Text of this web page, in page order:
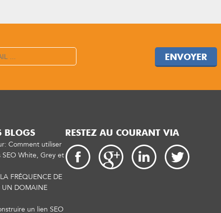
ENVOYER
BLOGS
Comment utiliser
SEO White, Grey et
FRÉQUENCE DE
UN DOMAINE
un lien SEO
RESTEZ AU COURANT VIA